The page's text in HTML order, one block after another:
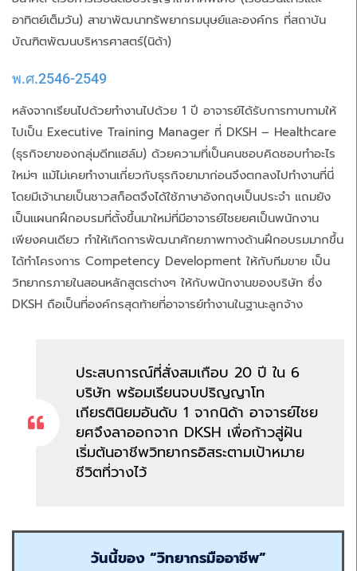
อาทิตย์เต็มวัน) สาขาพัฒนาทรัพยากรมนุษย์และองค์กร ที่สถาบัน
บัณฑิตพัฒนบริหารศาสตร์(นิด้า)
พ.ศ.2546-2549
หลังจากเรียนไปด้วยทำงานไปด้วย 1 ปี อาจารย์ได้รับการทาบทามให้
ไปเป็น Executive Training Manager ที่ DKSH – Healthcare
(ธุรกิจยาของกลุ่มดีทแฮล์ม) ด้วยความที่เป็นคนชอบคิดชอบทำอะไร
ใหม่ๆ แม้ไม่เคยทำงานเกี่ยวกับธุรกิจยามาก่อนจึงตกลงไปทำงานที่นี่
โดยมีเจ้านายเป็นชาวสก็อตจึงได้ใช้ภาษาอังกฤษเป็นประจำ แถมยัง
เป็นแผนกฝึกอบรมที่ตั้งขึ้นมาใหม่ที่มีอาจารย์ไชยยศเป็นพนักงาน
เพียงคนเดียว ทำให้เกิดการพัฒนาศักยภาพทางด้านฝึกอบรมมากขึ้น
ได้ทำโครงการ Competency Development ให้กับทีมขาย เป็น
วิทยากรภายในสอนหลักสูตรต่างๆ ให้กับพนักงานของบริษัท ซึ่ง
DKSH ถือเป็นที่องค์กรสุดท้ายที่อาจารย์ทำงานในฐานะลูกจ้าง
ประสบการณ์ที่สั่งสมเกือบ 20 ปี ใน 6
บริษัท พร้อมเรียนจบปริญญาโท
เกียรตินิยมอันดับ 1 จากนิด้า อาจารย์ไชย
ยศจึงลาออกจาก DKSH เพื่อก้าวสู่ฝัน
เริ่มต้นอาชีพวิทยากรอิสระตามเป้าหมาย
ชีวิตที่วางไว้
วันนี้ของ “วิทยากรมืออาชีพ”